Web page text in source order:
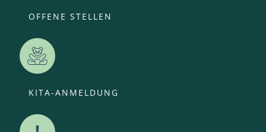
OFFENE STELLEN
KITA-ANMELDUNG